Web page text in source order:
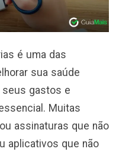
é uma das
sua saúde
seus gastos e
Muitas
assinaturas que não
aplicativos que não